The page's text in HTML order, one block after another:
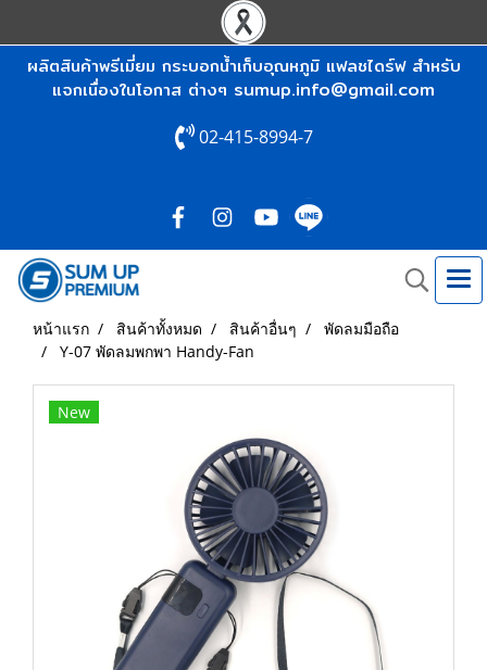
ผลิตสินค้าพรีเมี่ยม กระบอกน้ำเก็บอุณหภูมิ แฟลชไดร์ฟ สำหรับ
แจกเนื่องในโอกาส ต่างๆ sumup.info@gmail.com
02-415-8994-7
หน้าแรก สินค้าทั้งหมด สินค้าอื่นๆ
พัดลมมือถือ
Y-07 พัดลมพกพา Handy-Fan
New